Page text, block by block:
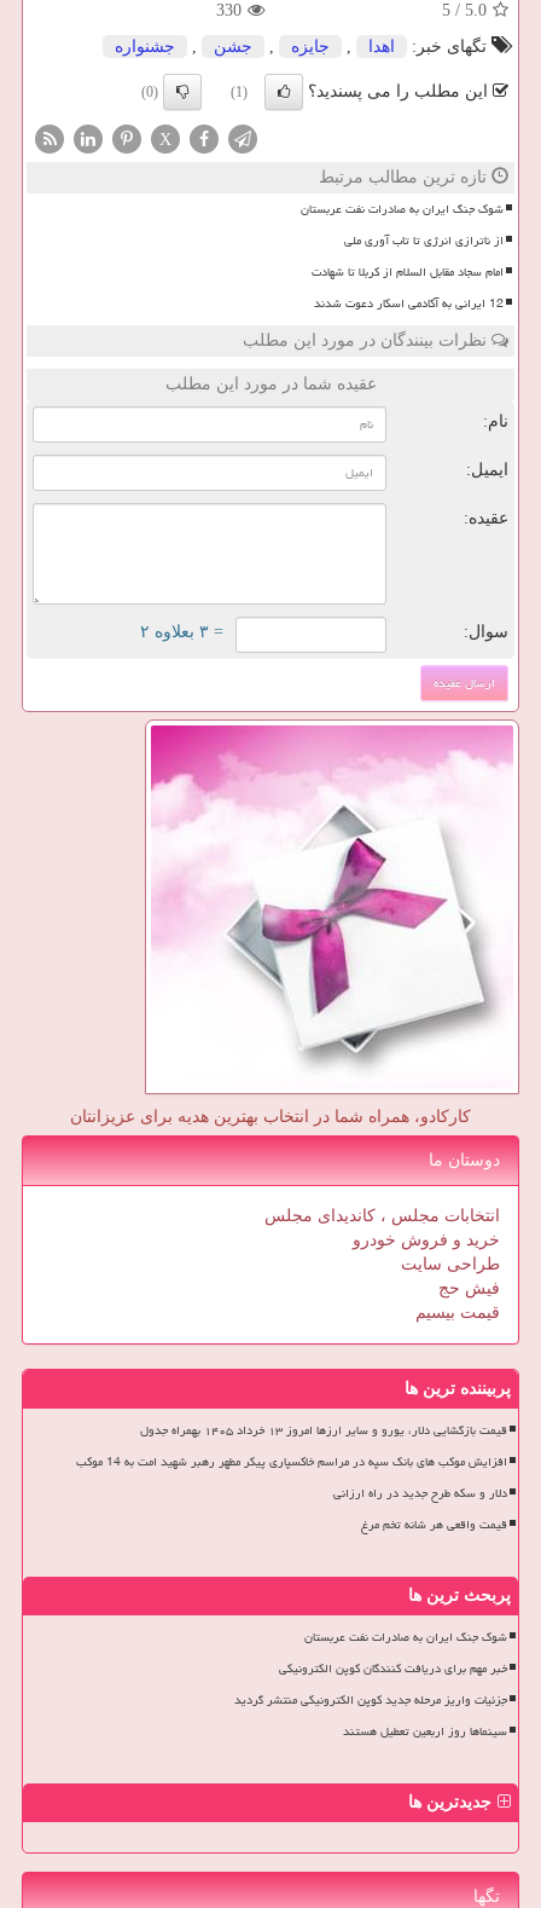
5.0
/
5
330
تگهای خبر:
اهدا , جایزه , جشن , جشنواره
این مطلب را می پسندید؟ (1)
(0)
X
تازه ترین مطالب مرتبط
شوک جنگ ایران به صادرات نفت عربستان
از ناترازی انرژی تا تاب آوری ملی
امام سجاد مقابل السلام از کربلا تا شهادت
12 ایرانی به آکادمی اسکار دعوت شدند
نظرات بینندگان در مورد این مطلب
عقیده شما در مورد این مطلب
نام:
ایمیل:
عقیده:
سوال: = ۳ بعلاوه ۲
کارکادو، همراه شما در انتخاب بهترین هدیه برای عزیزانتان
دوستان ما
انتخابات مجلس ، کاندیدای مجلس
خرید و فروش خودرو
طراحی سایت
فیش حج
قیمت بیسیم
پربیننده ترین ها
قیمت بازگشایی دلار، یورو و سایر ارزها امروز ۱۳ خرداد ۱۴۰۵ بهمراه جدول
افزایش موکب های بانک سپه در مراسم خاکسپاری پیکر مطهر رهبر شهید امت به 14 موکب
دلار و سکه طرح جدید در راه ارزانی
قیمت واقعی هر شانه تخم مرغ
پربحث ترین ها
شوک جنگ ایران به صادرات نفت عربستان
خبر مهم برای دریافت کنندگان کوپن الکترونیکی
جزئیات واریز مرحله جدید کوپن الکترونیکی منتشر گردید
سینماها روز اربعین تعطیل هستند
جدیدترین ها
تگها